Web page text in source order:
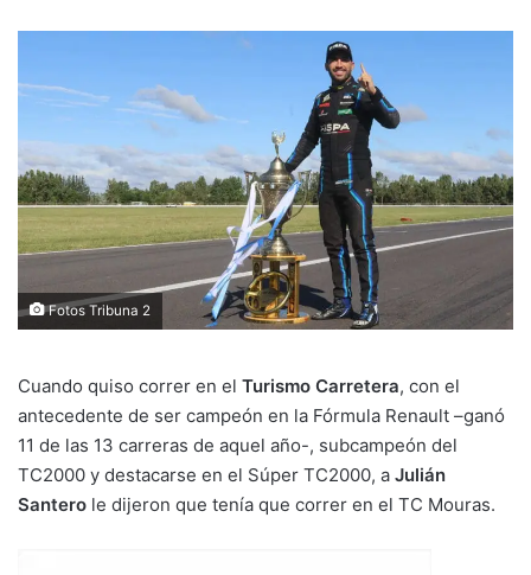
Fotos Tribuna 2
Cuando quiso correr en el Turismo Carretera, con el
antecedente de ser campeón en la Fórmula Renault –ganó
11 de las 13 carreras de aquel año-, subcampeón del
TC2000 y destacarse en el Súper TC2000, a Julián
Santero le dijeron que tenía que correr en el TC Mouras.